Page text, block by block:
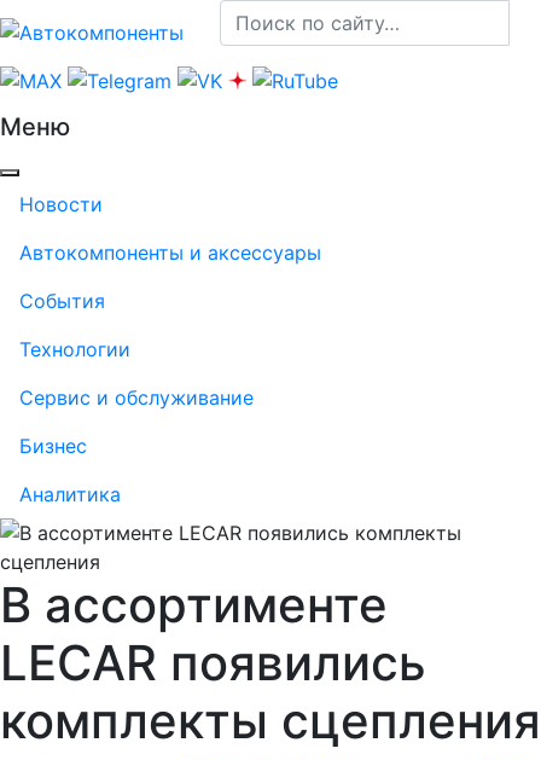
Меню
Новости
Автокомпоненты и аксессуары
События
Технологии
Сервис и обслуживание
Бизнес
Аналитика
В ассортименте
LECAR появились
комплекты сцепления